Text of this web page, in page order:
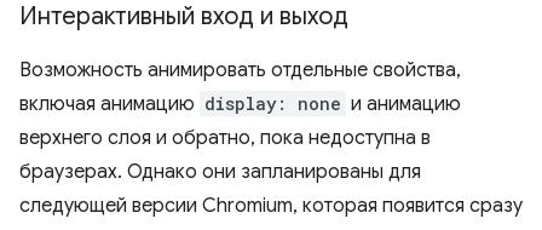
Интерактивный вход и выход
Возможность анимировать отдельные свойства,
включая анимацию display: none и анимацию
верхнего слоя и обратно, пока недоступна в
браузерах. Однако они запланированы для
следующей версии Chromium, которая появится сразу